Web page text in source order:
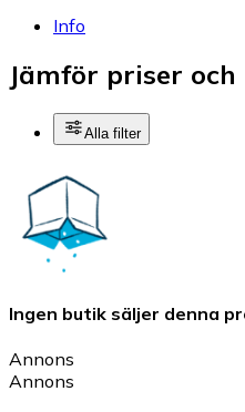
Info
Jämför priser
Alla filter
Ingen butik säljer denna
Annons
Annons